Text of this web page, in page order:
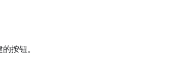
按钮。